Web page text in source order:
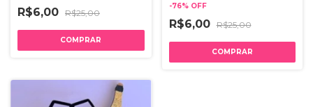
R$6,00 R$25,00
-76% OFF
R$6,00 R$25,00